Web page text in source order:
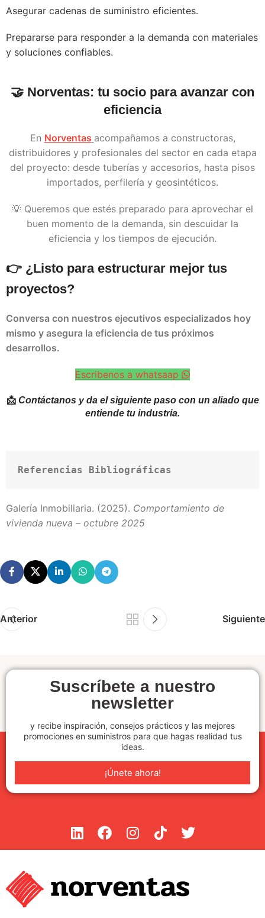
Asegurar cadenas de suministro eficientes.
Prepararse para responder a la demanda con materiales
y soluciones confiables.
🤝 Norventas: tu socio para avanzar con
eficiencia
En Norventas acompañamos a constructoras,
distribuidores y profesionales del sector en cada etapa
del proyecto: desde tuberías y accesorios, hasta pisos
importados, perfilería y geosintéticos.
💡 Queremos que estés preparado para aprovechar el
buen momento de la demanda, sin descuidar la
eficiencia y los tiempos de ejecución.
👉 ¿Listo para estructurar mejor tus
proyectos?
Conversa con nuestros ejecutivos especializados hoy
mismo y asegura la eficiencia de tus próximos
desarrollos.
Escribenos a whatsaap
📩 Contáctanos y da el siguiente paso con un aliado que
entiende tu industria.
Referencias Bibliográficas
Galería Inmobiliaria. (2025). Comportamiento de
vivienda nueva – octubre 2025
Anterior Siguiente
Suscríbete a nuestro
newsletter
y recibe inspiración, consejos prácticos y las mejores
promociones en suministros para que hagas realidad tus
ideas.
¡Únete ahora!